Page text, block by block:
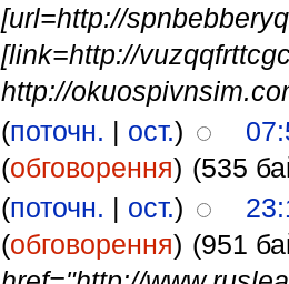
[url=http://
[link=http://
http://
(поточн. | ост.)
(обговорення) (535
(поточн. | ост.)
(обговорення) (951